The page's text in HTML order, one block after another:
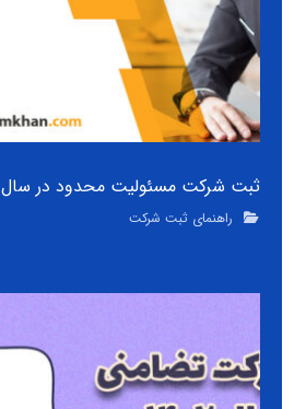
ثبت شرکت مسئولیت محدود در سال ۱۴۰۲
راهنمای ثبت شرکت